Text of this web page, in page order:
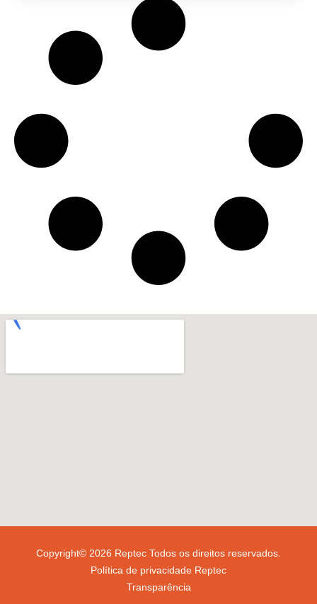
Copyright© 2026 Reptec Todos os direitos reservados.
Política de privacidade Reptec
Transparência